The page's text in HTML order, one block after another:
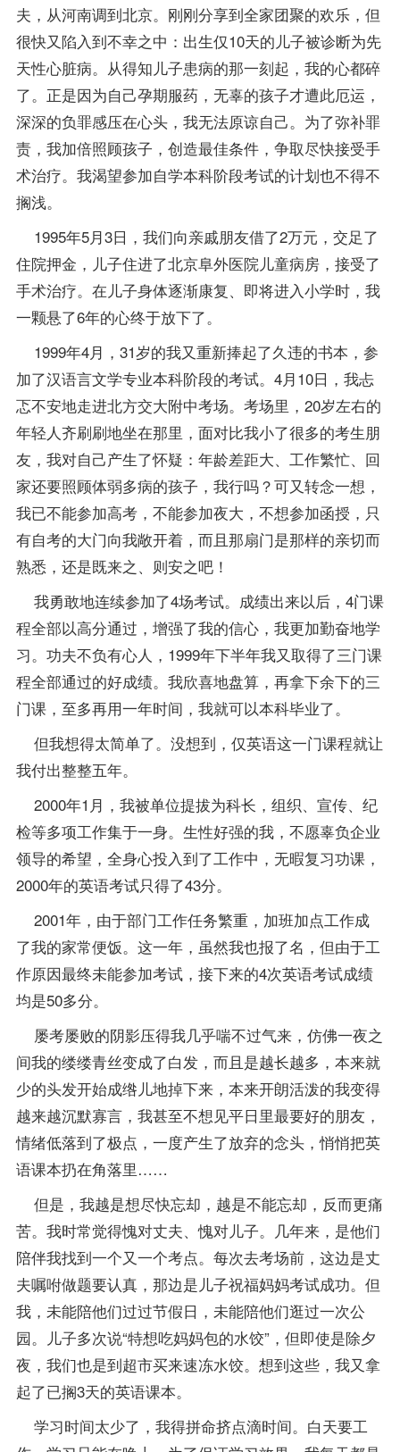
夫，从河南调到北京。刚刚分享到全家团聚的欢乐，但
很快又陷入到不幸之中：出生仅10天的儿子被诊断为先
天性心脏病。从得知儿子患病的那一刻起，我的心都碎
了。正是因为自己孕期服药，无辜的孩子才遭此厄运，
深深的负罪感压在心头，我无法原谅自己。为了弥补罪
责，我加倍照顾孩子，创造最佳条件，争取尽快接受手
术治疗。我渴望参加自学本科阶段考试的计划也不得不
搁浅。
1995年5月3日，我们向亲戚朋友借了2万元，交足了
住院押金，儿子住进了北京阜外医院儿童病房，接受了
手术治疗。在儿子身体逐渐康复、即将进入小学时，我
一颗悬了6年的心终于放下了。
1999年4月，31岁的我又重新捧起了久违的书本，参
加了汉语言文学专业本科阶段的考试。4月10日，我忐
忑不安地走进北方交大附中考场。考场里，20岁左右的
年轻人齐刷刷地坐在那里，面对比我小了很多的考生朋
友，我对自己产生了怀疑：年龄差距大、工作繁忙、回
家还要照顾体弱多病的孩子，我行吗？可又转念一想，
我已不能参加高考，不能参加夜大，不想参加函授，只
有自考的大门向我敞开着，而且那扇门是那样的亲切而
熟悉，还是既来之、则安之吧！
我勇敢地连续参加了4场考试。成绩出来以后，4门课
程全部以高分通过，增强了我的信心，我更加勤奋地学
习。功夫不负有心人，1999年下半年我又取得了三门课
程全部通过的好成绩。我欣喜地盘算，再拿下余下的三
门课，至多再用一年时间，我就可以本科毕业了。
但我想得太简单了。没想到，仅英语这一门课程就让
我付出整整五年。
2000年1月，我被单位提拔为科长，组织、宣传、纪
检等多项工作集于一身。生性好强的我，不愿辜负企业
领导的希望，全身心投入到了工作中，无暇复习功课，
2000年的英语考试只得了43分。
2001年，由于部门工作任务繁重，加班加点工作成
了我的家常便饭。这一年，虽然我也报了名，但由于工
作原因最终未能参加考试，接下来的4次英语考试成绩
均是50多分。
屡考屡败的阴影压得我几乎喘不过气来，仿佛一夜之
间我的缕缕青丝变成了白发，而且是越长越多，本来就
少的头发开始成绺儿地掉下来，本来开朗活泼的我变得
越来越沉默寡言，我甚至不想见平日里最要好的朋友，
情绪低落到了极点，一度产生了放弃的念头，悄悄把英
语课本扔在角落里……
但是，我越是想尽快忘却，越是不能忘却，反而更痛
苦。我时常觉得愧对丈夫、愧对儿子。几年来，是他们
陪伴我找到一个又一个考点。每次去考场前，这边是丈
夫嘱咐做题要认真，那边是儿子祝福妈妈考试成功。但
我，未能陪他们过过节假日，未能陪他们逛过一次公
园。儿子多次说“特想吃妈妈包的水饺”，但即使是除夕
夜，我们也是到超市买来速冻水饺。想到这些，我又拿
起了已搁3天的英语课本。
学习时间太少了，我得拼命挤点滴时间。白天要工